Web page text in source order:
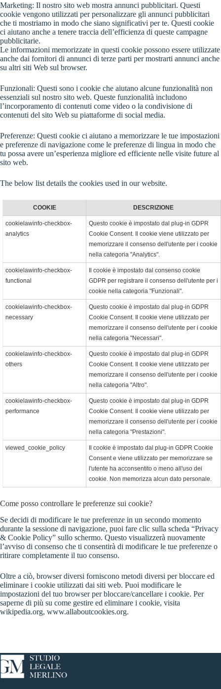
Marketing: Il nostro sito web mostra annunci pubblicitari. Questi
cookie vengono utilizzati per personalizzare gli annunci pubblicitari
che ti mostriamo in modo che siano significativi per te. Questi cookie
ci aiutano anche a tenere traccia dell’efficienza di queste campagne
pubblicitarie.
Le informazioni memorizzate in questi cookie possono essere utilizzate
anche dai fornitori di annunci di terze parti per mostrarti annunci anche
su altri siti Web sul browser.
Funzionali: Questi sono i cookie che aiutano alcune funzionalità non
essenziali sul nostro sito web. Queste funzionalità includono
l’incorporamento di contenuti come video o la condivisione di
contenuti del sito Web su piattaforme di social media.
Preferenze: Questi cookie ci aiutano a memorizzare le tue impostazioni
e preferenze di navigazione come le preferenze di lingua in modo che
tu possa avere un’esperienza migliore ed efficiente nelle visite future al
sito web.
The below list details the cookies used in our website.
COOKIE DESCRIZIONE
cookielawinfo-checkbox-
analytics
Questo cookie è impostato dal plug-in GDPR
Cookie Consent. Il cookie viene utilizzato per
memorizzare il consenso dell'utente per i cookie
nella categoria "Analytics".
cookielawinfo-checkbox-
functional
Il cookie è impostato dal consenso cookie
GDPR per registrare il consenso dell'utente per i
cookie nella categoria "Funzionali".
cookielawinfo-checkbox-
necessary
Questo cookie è impostato dal plug-in GDPR
Cookie Consent. Il cookie viene utilizzato per
memorizzare il consenso dell'utente per i cookie
nella categoria "Necessari".
cookielawinfo-checkbox-
others
Questo cookie è impostato dal plug-in GDPR
Cookie Consent. Il cookie viene utilizzato per
memorizzare il consenso dell'utente per i cookie
nella categoria "Altro".
cookielawinfo-checkbox-
performance
Questo cookie è impostato dal plug-in GDPR
Cookie Consent. Il cookie viene utilizzato per
memorizzare il consenso dell'utente per i cookie
nella categoria "Prestazioni".
viewed_cookie_policy
Il cookie è impostato dal plug-in GDPR Cookie
Consent e viene utilizzato per memorizzare se
l'utente ha acconsentito o meno all'uso dei
cookie. Non memorizza alcun dato personale.
Come posso controllare le preferenze sui cookie?
Se decidi di modificare le tue preferenze in un secondo momento
durante la sessione di navigazione, puoi fare clic sulla scheda “Privacy
& Cookie Policy” sullo schermo. Questo visualizzerà nuovamente
l’avviso di consenso che ti consentirà di modificare le tue preferenze o
ritirare completamente il tuo consenso.
Oltre a ciò, browser diversi forniscono metodi diversi per bloccare ed
eliminare i cookie utilizzati dai siti web. Puoi modificare le
impostazioni del tuo browser per bloccare/cancellare i cookie. Per
saperne di più su come gestire ed eliminare i cookie, visita
wikipedia.org, www.allaboutcookies.org.